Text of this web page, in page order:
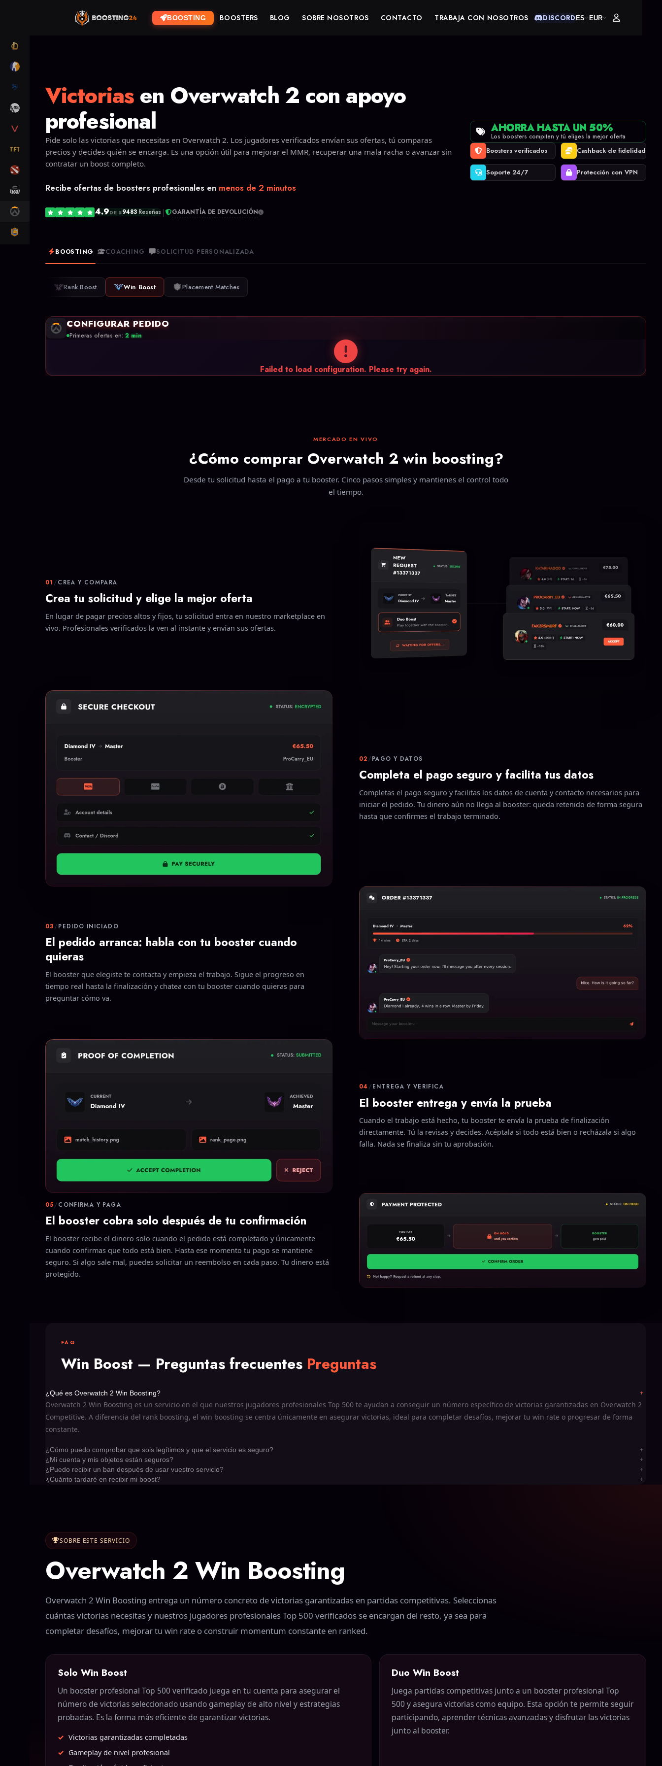
VALORANT
MARVEL RIVALS
OW2
BOOSTING BOOSTERS BLOG SOBRE NOSOTROS CONTACTO TRABAJA CON NOSOTROS DISCORDES EUR
Victorias en Overwatch 2 con apoyo
profesional
Pide solo las victorias que necesitas en Overwatch 2. Los jugadores verificados envían sus ofertas, tú comparas
precios y decides quién se encarga. Es una opción útil para mejorar el MMR, recuperar una mala racha o avanzar sin
contratar un boost completo.
Recibe ofertas de boosters profesionales en menos de 2 minutos
4.9DE 59483 Reseñas | GARANTÍA DE DEVOLUCIÓN
AHORRA HASTA UN 50%
Los boosters compiten y tú eliges la mejor oferta
Boosters verificados Cashback de fidelidad
Soporte 24/7 Protección con VPN
BOOSTING COACHING SOLICITUD PERSONALIZADA
Rank Boost Win Boost Placement Matches
CONFIGURAR PEDIDO
Primeras ofertas en: 2 min
Failed to load configuration. Please try again.
MERCADO EN VIVO
¿Cómo comprar Overwatch 2 win boosting?
Desde tu solicitud hasta el pago a tu booster. Cinco pasos simples y mantienes el control todo
el tiempo.
01 /CREA Y COMPARA
Crea tu solicitud y elige la mejor oferta
En lugar de pagar precios altos y fijos, tu solicitud entra en nuestro marketplace en
vivo. Profesionales verificados la ven al instante y envían sus ofertas.
02/PAGO Y DATOS
Completa el pago seguro y facilita tus datos
Completas el pago seguro y facilitas los datos de cuenta y contacto necesarios para
iniciar el pedido. Tu dinero aún no llega al booster: queda retenido de forma segura
hasta que confirmes el trabajo terminado.
03/PEDIDO INICIADO
El pedido arranca: habla con tu booster cuando
quieras
El booster que elegiste te contacta y empieza el trabajo. Sigue el progreso en
tiempo real hasta la finalización y chatea con tu booster cuando quieras para
preguntar cómo va.
04 /ENTREGA Y VERIFICA
El booster entrega y envía la prueba
Cuando el trabajo está hecho, tu booster te envía la prueba de finalización
directamente. Tú la revisas y decides. Acéptala si todo está bien o recházala si algo
falla. Nada se finaliza sin tu aprobación.
05/CONFIRMA Y PAGA
El booster cobra solo después de tu confirmación
El booster recibe el dinero solo cuando el pedido está completado y únicamente
cuando confirmas que todo está bien. Hasta ese momento tu pago se mantiene
seguro. Si algo sale mal, puedes solicitar un reembolso en cada paso. Tu dinero está
protegido.
FAQ
Win Boost — Preguntas frecuentes Preguntas
¿Qué es Overwatch 2 Win Boosting?
Overwatch 2 Win Boosting es un servicio en el que nuestros jugadores profesionales Top 500 te ayudan a conseguir un número específico de victorias garantizadas en Overwatch 2
Competitive. A diferencia del rank boosting, el win boosting se centra únicamente en asegurar victorias, ideal para completar desafíos, mejorar tu win rate o progresar de forma
constante.
¿Cómo puedo comprobar que sois legítimos y que el servicio es seguro?
¿Mi cuenta y mis objetos están seguros?
¿Puedo recibir un ban después de usar vuestro servicio?
¿Cuánto tardaré en recibir mi boost?
SOBRE ESTE SERVICIO
Overwatch 2 Win Boosting
Overwatch 2 Win Boosting entrega un número concreto de victorias garantizadas en partidas competitivas. Seleccionas
cuántas victorias necesitas y nuestros jugadores profesionales Top 500 verificados se encargan del resto, ya sea para
completar desafíos, mejorar tu win rate o construir momentum constante en ranked.
Solo Win Boost
Un booster profesional Top 500 verificado juega en tu cuenta para asegurar el
número de victorias seleccionado usando gameplay de alto nivel y estrategias
probadas. Es la forma más eficiente de garantizar victorias.
Victorias garantizadas completadas
Gameplay de nivel profesional
Duo Win Boost
Juega partidas competitivas junto a un booster profesional Top
500 y asegura victorias como equipo. Esta opción te permite seguir
participando, aprender técnicas avanzadas y disfrutar las victorias
junto al booster.